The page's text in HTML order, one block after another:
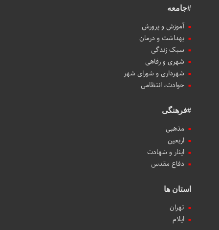
#جامعه
آموزش و پرورش
بهداشت و درمان
سبک زندگی
شهری و رفاهی
شهرداری و شورای شهر
حوادث، انتظامی
#فرهنگی
مذهبی
اربعین
ایثار و شهادت
دفاع مقدس
استان ها
تهران
ایلام